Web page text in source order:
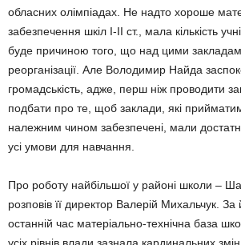
обласних олім­піадах. Не надто хороше
забез­печен­ня шкіл І-ІІ ст., мала кількість
буде причиною того, що над ци­ми
реорганізації. Але Воло­димир Найда
громад­ськість, адже, перш ніж проводити
подбати про те, щоб зак­лади, які
на­леж­ним чи­ном забезпечені, мали
усі умо­ви для навчання.
Про роботу найбільшої у районі школи –
розповів її директор Валерій Михальчук.
останній час матеріально-технічна база